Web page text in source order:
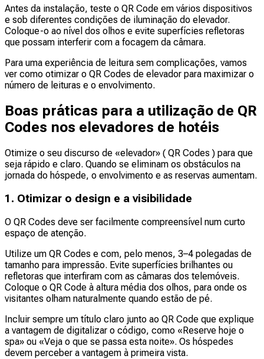
Antes da instalação, teste o QR Code em vários dispositivos
e sob diferentes condições de iluminação do elevador.
Coloque-o ao nível dos olhos e evite superfícies refletoras
que possam interferir com a focagem da câmara.
Para uma experiência de leitura sem complicações, vamos
ver como otimizar o QR Codes de elevador para maximizar o
número de leituras e o envolvimento.
Boas práticas para a utilização de QR
Codes nos elevadores de hotéis
Otimize o seu discurso de «elevador» ( QR Codes ) para que
seja rápido e claro. Quando se eliminam os obstáculos na
jornada do hóspede, o envolvimento e as reservas aumentam.
1. Otimizar o design e a visibilidade
O QR Codes deve ser facilmente compreensível num curto
espaço de atenção.
Utilize um QR Codes e com, pelo menos, 3–4 polegadas de
tamanho para impressão. Evite superfícies brilhantes ou
refletoras que interfiram com as câmaras dos telemóveis.
Coloque o QR Code à altura média dos olhos, para onde os
visitantes olham naturalmente quando estão de pé.
Incluir sempre um título claro junto ao QR Code que explique
a vantagem de digitalizar o código, como «Reserve hoje o
spa» ou «Veja o que se passa esta noite». Os hóspedes
devem perceber a vantagem à primeira vista.